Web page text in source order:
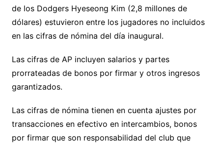
de los Dodgers Hyeseong Kim (2,8 millones de
dólares) estuvieron entre los jugadores no incluidos
en las cifras de nómina del día inaugural.
Las cifras de AP incluyen salarios y partes
prorrateadas de bonos por firmar y otros ingresos
garantizados.
Las cifras de nómina tienen en cuenta ajustes por
transacciones en efectivo en intercambios, bonos
por firmar que son responsabilidad del club que